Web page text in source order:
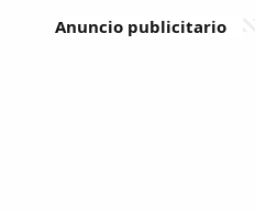
Anuncio publicitario